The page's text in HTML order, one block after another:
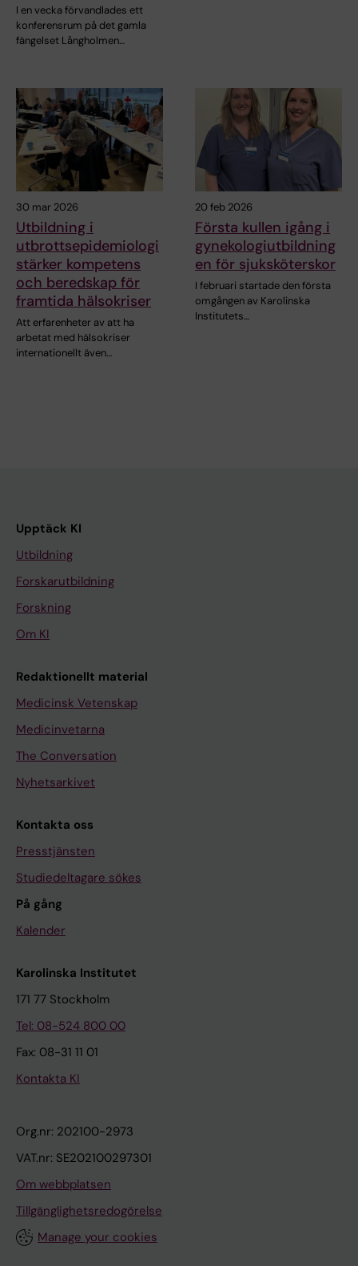
I en vecka förvandlades ett
konferensrum på det gamla
fängelset Långholmen…
30 mar 2026
Utbildning i
utbrottsepidemiologi
stärker kompetens
och beredskap för
framtida hälsokriser
Att erfarenheter av att ha
arbetat med hälsokriser
internationellt även…
20 feb 2026
Första kullen igång i
gynekologiutbildning
en för sjuksköterskor
I februari startade den första
omgången av Karolinska
Institutets…
Upptäck KI
Utbildning
Forskarutbildning
Forskning
Om KI
Redaktionellt material
Medicinsk Vetenskap
Medicinvetarna
The Conversation
Nyhetsarkivet
Kontakta oss
Presstjänsten
Studiedeltagare sökes
På gång
Kalender
Karolinska Institutet
171 77 Stockholm
Tel: 08-524 800 00
Fax: 08-31 11 01
Kontakta KI
Org.nr: 202100-2973
VAT.nr: SE202100297301
Om webbplatsen
Tillgänglighetsredogörelse
Manage your cookies